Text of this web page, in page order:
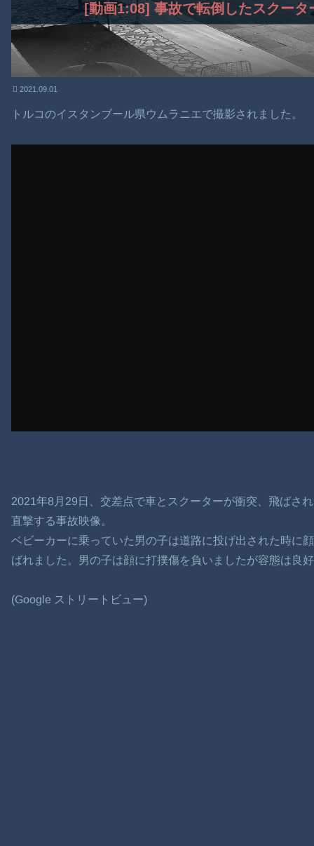
[動画1:08] 事故で転倒したスクータ
2021.09.01
トルコのイスタンブール県ウムラニエで撮影されました。
2021年8月29日、交差点で車とスクーターが衝突、飛ばさ
直撃する事故映像。
ベビーカーに乗っていた男の子は道路に投げ出された時に
ばれました。男の子は顔に打撲傷を負いましたが容態は良
(Google ストリートビュー)